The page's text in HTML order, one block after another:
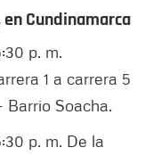
en Cundinamarca
p. m.
1 a carrera 5
Barrio Soacha.
p. m. De la